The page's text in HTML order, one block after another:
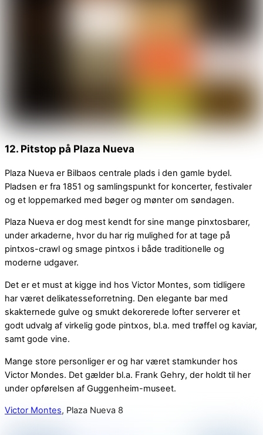
12. Pitstop på Plaza Nueva
Plaza Nueva er Bilbaos centrale plads i den gamle bydel.
Pladsen er fra 1851 og samlingspunkt for koncerter, festivaler
og et loppemarked med bøger og mønter om søndagen.
Plaza Nueva er dog mest kendt for sine mange pinxtosbarer,
under arkaderne, hvor du har rig mulighed for at tage på
pintxos-crawl og smage pintxos i både traditionelle og
moderne udgaver.
Det er et must at kigge ind hos Victor Montes, som tidligere
har været delikatesseforretning. Den elegante bar med
skakternede gulve og smukt dekorerede lofter serverer et
godt udvalg af virkelig gode pintxos, bl.a. med trøffel og kaviar,
samt gode vine.
Mange store personliger er og har været stamkunder hos
Victor Mondes. Det gælder bl.a. Frank Gehry, der holdt til her
under opførelsen af Guggenheim-museet.
Victor Montes, Plaza Nueva 8